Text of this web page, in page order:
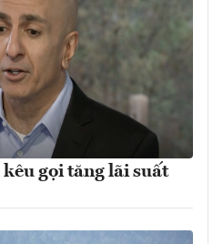
gọi tăng lãi suất